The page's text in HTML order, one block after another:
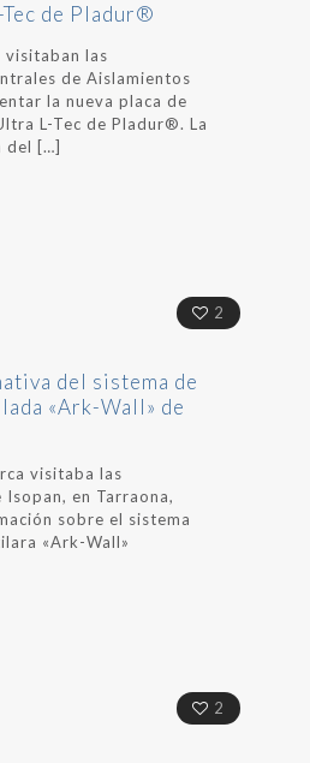
de Pladur®
las
de Aislamientos
la nueva placa de
L-Tec de Pladur®. La
del […]
2
del sistema de
«Ark-Wall» de
visitaba las
en Tarraona,
sobre el sistema
«Ark-Wall»
2